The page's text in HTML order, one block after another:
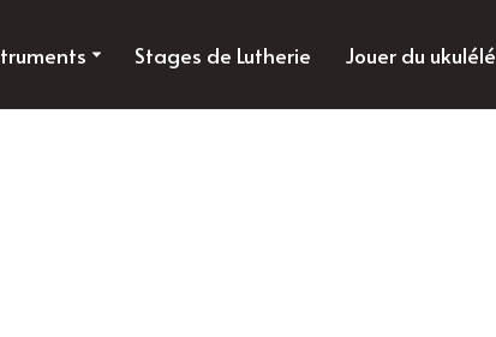
Stages de Lutherie Jouer du ukulélé